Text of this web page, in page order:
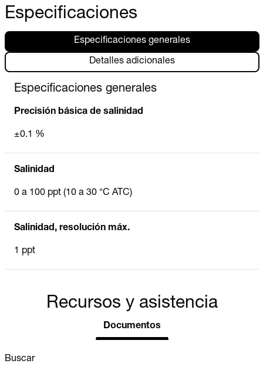
Especificaciones
Especificaciones generales
Detalles adicionales
Especificaciones generales
Precisión básica de salinidad
±0.1 %
Salinidad
0 a 100 ppt (10 a 30 °C ATC)
Salinidad, resolución máx.
1 ppt
Recursos y asistencia
Documentos
Buscar